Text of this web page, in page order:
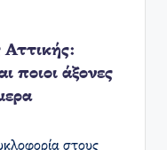
Αττικής:
ποιοι άξονες
στους